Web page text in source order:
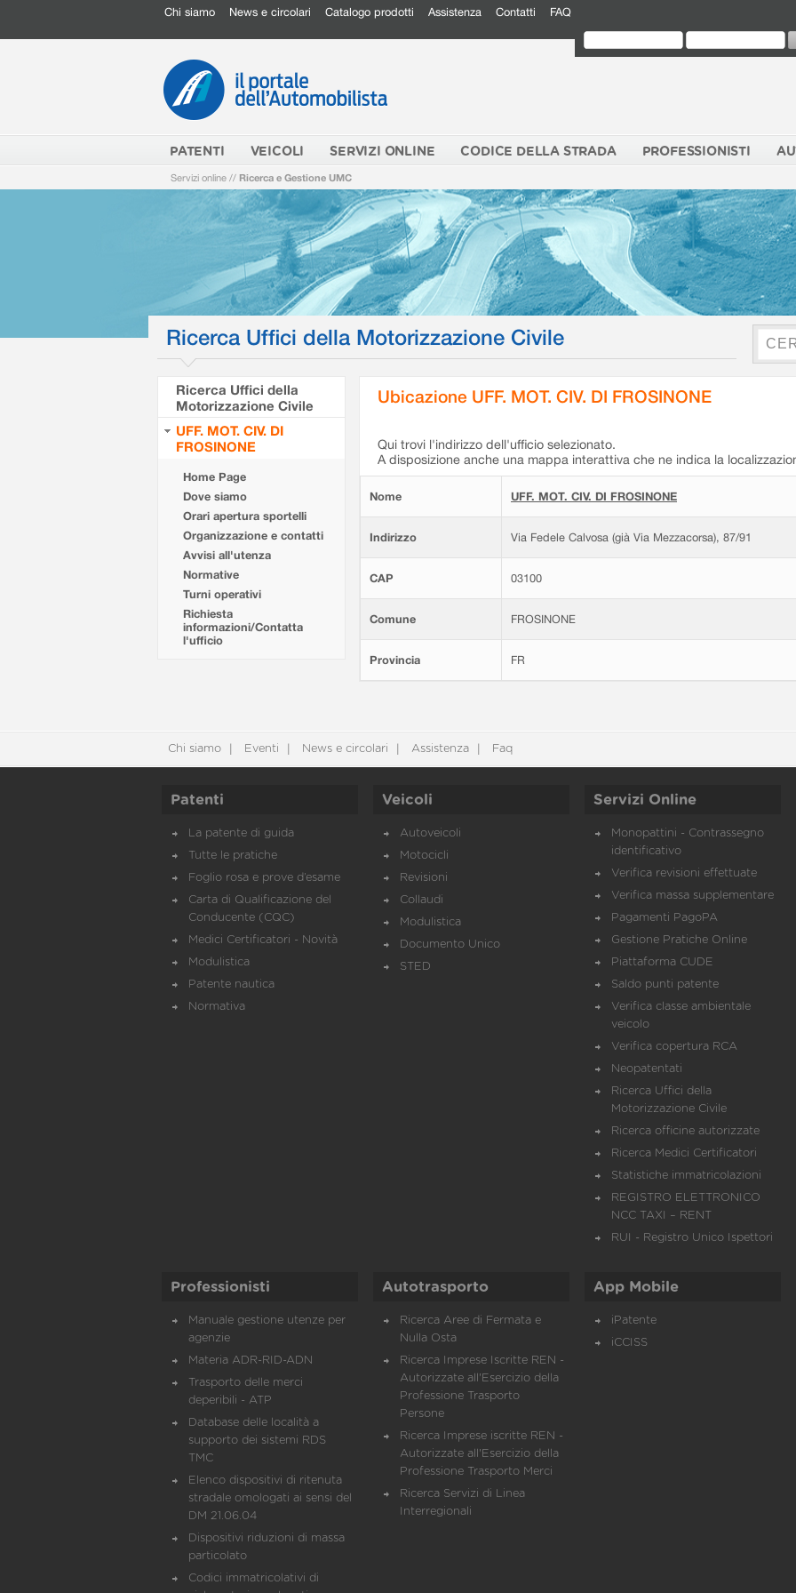
Chi siamo News e circolari Catalogo prodotti Assistenza Contatti FAQ
PATENTI VEICOLI SERVIZI ONLINE CODICE DELLA STRADA PROFESSIONISTI
Servizi online // Ricerca e Gestione UMC
Ricerca Uffici della Motorizzazione Civile
Ricerca Uffici della
Motorizzazione Civile
UFF. MOT. CIV. DI
FROSINONE
Home Page
Dove siamo
Orari apertura sportelli
Organizzazione e contatti
Avvisi all'utenza
Normative
Turni operativi
Richiesta
informazioni/Contatta
l'ufficio
Ubicazione UFF. MOT. CIV. DI FROSINONE
Qui trovi l'indirizzo dell'ufficio selezionato.
A disposizione anche una mappa interattiva che ne indica la
Nome UFF. MOT. CIV. DI FROSINONE
Indirizzo Via Fedele Calvosa (già Via Mezzacorsa), 87/91
CAP 03100
Comune FROSINONE
Provincia FR
Chi siamo Eventi News e circolari Assistenza Faq
Patenti
La patente di guida
Tutte le pratiche
Foglio rosa e prove d’esame
Carta di Qualificazione del
Conducente (CQC)
Medici Certificatori - Novità
Modulistica
Patente nautica
Normativa
Veicoli
Autoveicoli
Motocicli
Revisioni
Collaudi
Modulistica
Documento Unico
STED
Servizi Online
Monopattini - Contrassegno
identificativo
Verifica revisioni effettuate
Verifica massa supplementare
Pagamenti PagoPA
Gestione Pratiche Online
Piattaforma CUDE
Saldo punti patente
Verifica classe ambientale
veicolo
Verifica copertura RCA
Neopatentati
Ricerca Uffici della
Motorizzazione Civile
Ricerca officine autorizzate
Ricerca Medici Certificatori
Statistiche immatricolazioni
REGISTRO ELETTRONICO
NCC TAXI – RENT
RUI - Registro Unico Ispettori
Professionisti
Manuale gestione utenze per
agenzie
Materia ADR-RID-ADN
Trasporto delle merci
deperibili - ATP
Database delle località a
supporto dei sistemi RDS
TMC
Elenco dispositivi di ritenuta
stradale omologati ai sensi del
DM 21.06.04
Dispositivi riduzioni di massa
particolato
Codici immatricolativi di
Autotrasporto
Ricerca Aree di Fermata e
Nulla Osta
Ricerca Imprese Iscritte REN -
Autorizzate all'Esercizio della
Professione Trasporto
Persone
Ricerca Imprese iscritte REN -
Autorizzate all'Esercizio della
Professione Trasporto Merci
Ricerca Servizi di Linea
Interregionali
App Mobile
iPatente
iCCISS